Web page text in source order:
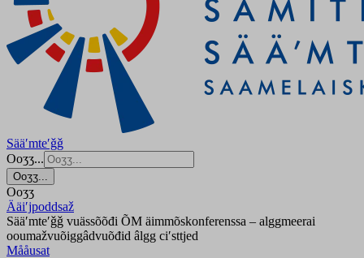
Sääʹmteʹǧǧ
Ooʒʒ...
Ooʒʒ...
Ooʒʒ
Ääiʹjpoddsaž
Sääʹmteʹǧǧ vuässõõđi ÕM äimmõskonferenssa – alggmeerai
ooumažvuõiggâdvuõđid âlgg ciʹsttjed
Mååusat